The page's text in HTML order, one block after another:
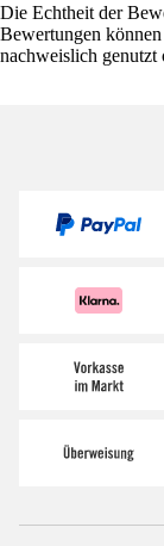
Die Echtheit der
Bewertungen
nachweislich genutzt